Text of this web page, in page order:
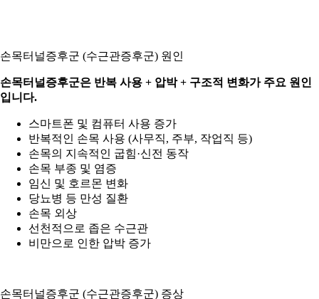
손목터널증후군 (수근관증후군) 원인
손목터널증후군은 반복 사용 + 압박 + 구조적 변화가 주요 원인
입니다.
스마트폰 및 컴퓨터 사용 증가
반복적인 손목 사용 (사무직, 주부, 작업직 등)
손목의 지속적인 굽힘·신전 동작
손목 부종 및 염증
임신 및 호르몬 변화
당뇨병 등 만성 질환
손목 외상
선천적으로 좁은 수근관
비만으로 인한 압박 증가
손목터널증후군 (수근관증후군) 증상